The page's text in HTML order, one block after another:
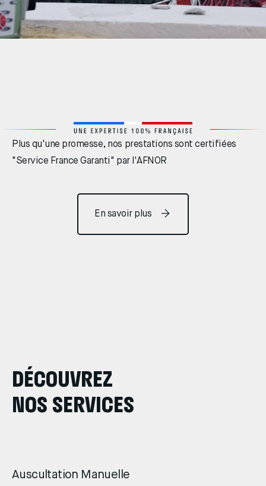
Plus qu'une promesse, nos prestations sont certifiées
"Service France Garanti" par l'AFNOR
En savoir plus
DÉCOUVREZ
NOS SERVICES
Auscultation Manuelle